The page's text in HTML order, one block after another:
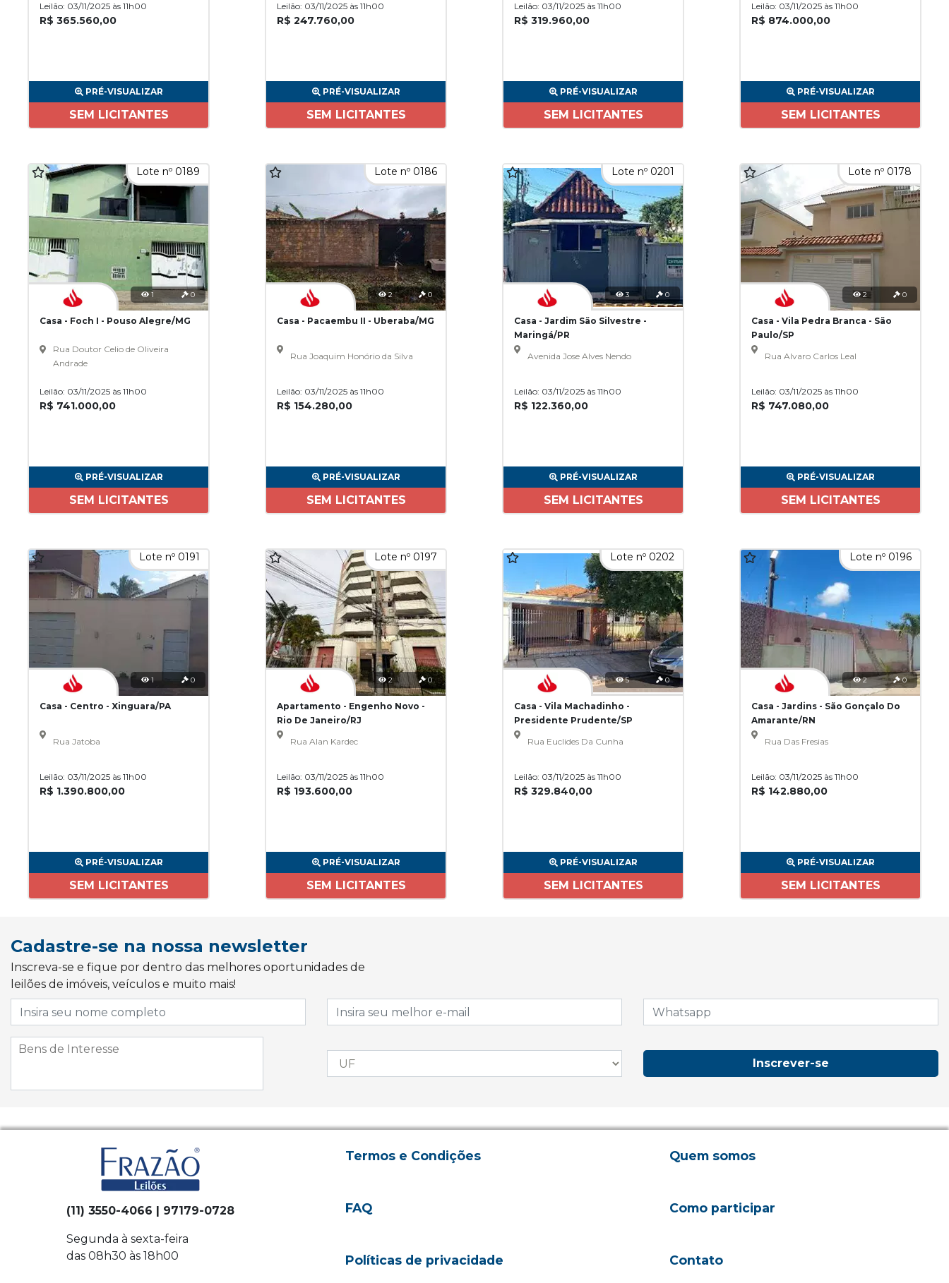
Leilão: 03/11/2025 às 11h00
R$ 365.560,00
PRÉ-VISUALIZAR
SEM LICITANTES
Leilão: 03/11/2025 às 11h00
R$ 247.760,00
PRÉ-VISUALIZAR
SEM LICITANTES
Leilão: 03/11/2025 às 11h00
R$ 319.960,00
PRÉ-VISUALIZAR
SEM LICITANTES
Leilão: 03/11/2025 às 11h00
R$ 874.000,00
PRÉ-VISUALIZAR
SEM LICITANTES
Lote nº 0189
1 0
Casa - Foch I - Pouso Alegre/MG
Rua Doutor Celio de Oliveira
Andrade
Leilão: 03/11/2025 às 11h00
R$ 741.000,00
PRÉ-VISUALIZAR
SEM LICITANTES
Lote nº 0186
2 0
Casa - Pacaembu II - Uberaba/MG
Rua Joaquim Honório da Silva
Leilão: 03/11/2025 às 11h00
R$ 154.280,00
PRÉ-VISUALIZAR
SEM LICITANTES
Lote nº 0201
3 0
Casa - Jardim São Silvestre -
Maringá/PR
Avenida Jose Alves Nendo
Leilão: 03/11/2025 às 11h00
R$ 122.360,00
PRÉ-VISUALIZAR
SEM LICITANTES
Lote nº 0178
2 0
Casa - Vila Pedra Branca - São
Paulo/SP
Rua Alvaro Carlos Leal
Leilão: 03/11/2025 às 11h00
R$ 747.080,00
PRÉ-VISUALIZAR
SEM LICITANTES
Lote nº 0191
1 0
Casa - Centro - Xinguara/PA
Rua Jatoba
Leilão: 03/11/2025 às 11h00
R$ 1.390.800,00
PRÉ-VISUALIZAR
SEM LICITANTES
Lote nº 0197
2 0
Apartamento - Engenho Novo -
Rio De Janeiro/RJ
Rua Alan Kardec
Leilão: 03/11/2025 às 11h00
R$ 193.600,00
PRÉ-VISUALIZAR
SEM LICITANTES
Lote nº 0202
5 0
Casa - Vila Machadinho -
Presidente Prudente/SP
Rua Euclides Da Cunha
Leilão: 03/11/2025 às 11h00
R$ 329.840,00
PRÉ-VISUALIZAR
SEM LICITANTES
Lote nº 0196
2 0
Casa - Jardins - São Gonçalo Do
Amarante/RN
Rua Das Fresias
Leilão: 03/11/2025 às 11h00
R$ 142.880,00
PRÉ-VISUALIZAR
SEM LICITANTES
Cadastre-se na nossa newsletter
Inscreva-se e fique por dentro das melhores oportunidades de
leilões de imóveis, veículos e muito mais!
Inscrever-se
(11) 3550-4066 | 97179-0728
Segunda à sexta-feira
das 08h30 às 18h00
Termos e Condições
FAQ
Políticas de privacidade
Quem somos
Como participar
Contato